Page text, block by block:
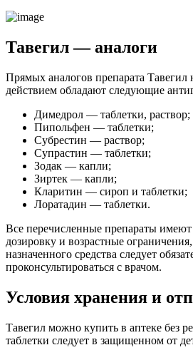
Тавегил — аналоги
Прямых аналогов препарата Тавегил
действием обладают следующие
Димедрол — таблетки, раствор;
Пипольфен — таблетки;
Субрестин — раствор;
Супрастин — таблетки;
Зодак — капли;
Зиртек — капли;
Кларитин — сироп и таблетки;
Лоратадин — таблетки.
Все перечисленные препараты имеют
дозировку и возрастные
назначенного средства следует
проконсультироваться с врачом.
Условия хранения и
Тавегил можно купить в аптеке без
таблетки следует в защищенном от